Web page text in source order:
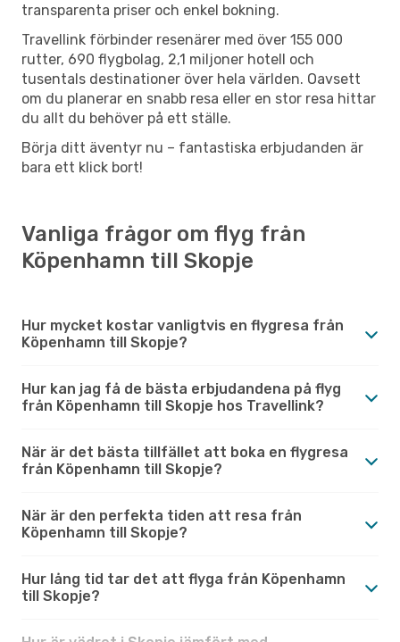
transparenta priser och enkel bokning.
Travellink förbinder resenärer med över 155 000
rutter, 690 flygbolag, 2,1 miljoner hotell och
tusentals destinationer över hela världen. Oavsett
om du planerar en snabb resa eller en stor resa hittar
du allt du behöver på ett ställe.
Börja ditt äventyr nu – fantastiska erbjudanden är
bara ett klick bort!
Vanliga frågor om flyg från
Köpenhamn till Skopje
Hur mycket kostar vanligtvis en flygresa från
Köpenhamn till Skopje?
Hur kan jag få de bästa erbjudandena på flyg
från Köpenhamn till Skopje hos Travellink?
När är det bästa tillfället att boka en flygresa
från Köpenhamn till Skopje?
När är den perfekta tiden att resa från
Köpenhamn till Skopje?
Hur lång tid tar det att flyga från Köpenhamn
till Skopje?